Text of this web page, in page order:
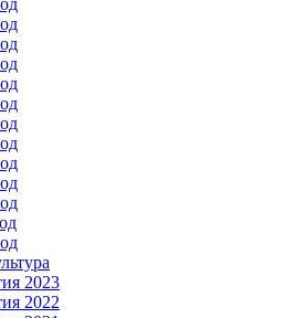
2023
2022